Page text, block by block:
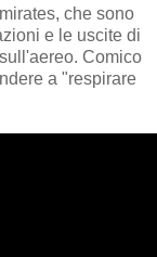
che sono
e le uscite di
Comico
a "respirare